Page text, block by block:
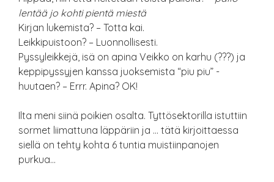
lentää jo kohti pientä miestä
Kirjan lukemista? – Totta kai.
Leikkipuistoon? – Luonnollisesti.
Pyssyleikkejä, isä on apina Veikko on karhu (???) ja
keppipyssyjen kanssa juoksemista “piu piu” -
huutaen? – Errr. Apina? OK!
Ilta meni siinä poikien osalta. Tyttösektorilla istuttiin
sormet liimattuna läppäriin ja … tätä kirjoittaessa
siellä on tehty kohta 6 tuntia muistiinpanojen
purkua…